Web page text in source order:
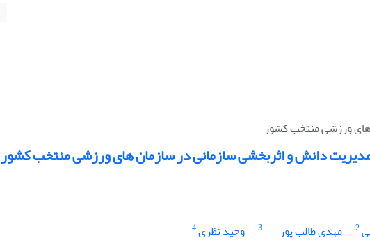
ورزشی منتخب کشور
دانش و اثربخشی سازمانی در سازمان های ورزشی منتخب کشور
2 مهدی طالب پور 3 وحید نظری4